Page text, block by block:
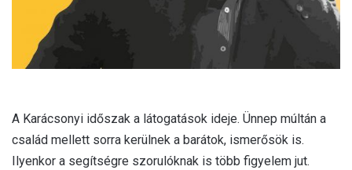
A Karácsonyi időszak a látogatások ideje. Ünnep múltán a
család mellett sorra kerülnek a barátok, ismerősök is.
Ilyenkor a segítségre szorulóknak is több figyelem jut.